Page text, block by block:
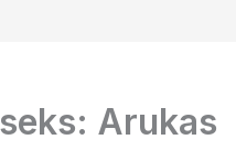
Arukas